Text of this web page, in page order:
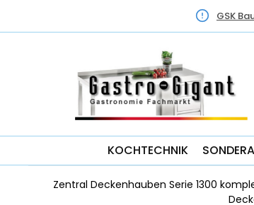
GSK
KOCHTECHNIK
Zentral Deckenhauben Serie 1300